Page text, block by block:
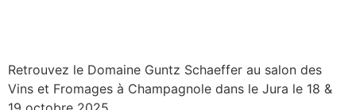
Retrouvez le Domaine Guntz Schaeffer au salon des
Vins et Fromages à Champagnole dans le Jura le 18 &